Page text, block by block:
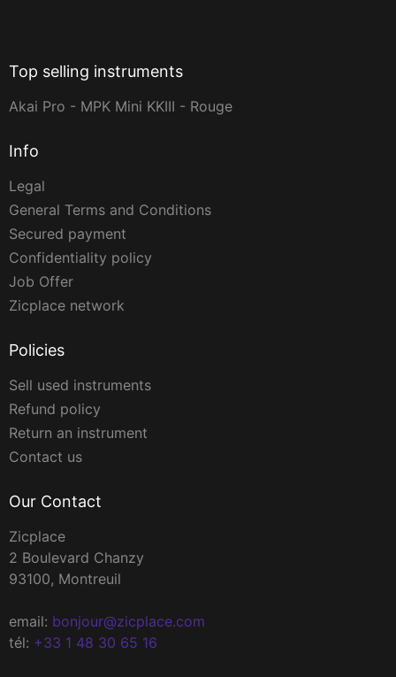
Top selling instruments
Akai Pro - MPK Mini KKIII - Rouge
Info
Legal
General Terms and Conditions
Secured payment
Confidentiality policy
Job Offer
Zicplace network
Policies
Sell used instruments
Refund policy
Return an instrument
Contact us
Our Contact
Zicplace
2 Boulevard Chanzy
93100, Montreuil
email: bonjour@zicplace.com
tél: +33 1 48 30 65 16